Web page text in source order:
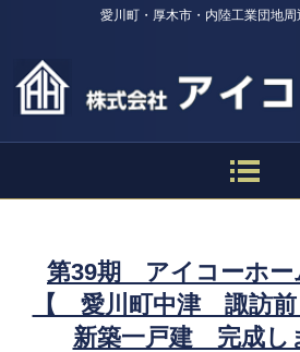
愛川町・厚木市・内陸工業団地
第39期 アイコーホー
【 愛川町中津 諏訪
新築一戸建 完成し